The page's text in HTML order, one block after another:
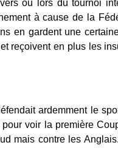
ou lors du tournoi
à cause de la
en gardent une
reçoivent en plus les
ardemment le
voir la première
mais contre les